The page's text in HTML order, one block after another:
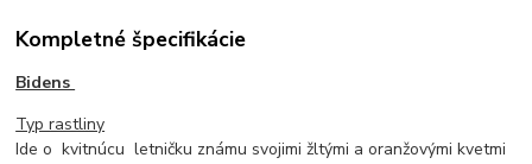
Kompletné špecifikácie
Bidens
Typ rastliny
Ide o kvitnúcu letničku známu svojimi žltými a oranžovými kvetmi